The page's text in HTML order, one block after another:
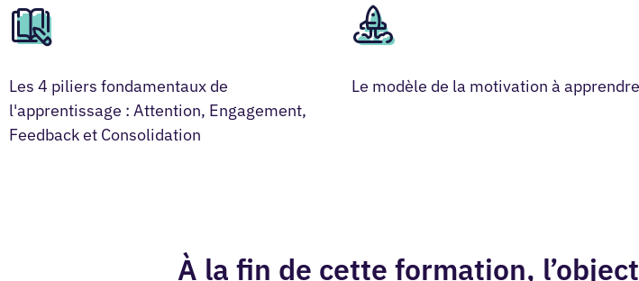
Les 4 piliers fondamentaux de
l'apprentissage : Attention, Engagement,
Feedback et Consolidation
Le modèle de la motivation à apprendre
À la fin de cette formation,